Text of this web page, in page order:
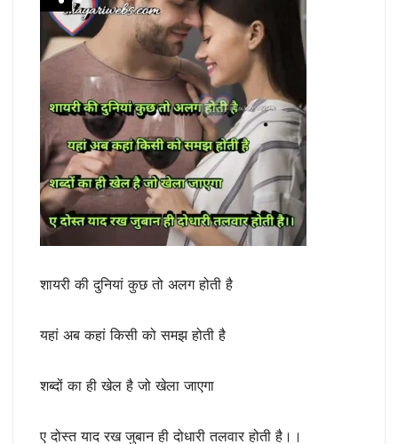
शायरी की दुनियां कुछ तो अलग होती है
यहां अब कहां किसी को समझ होती है
शब्दों का ही खेल है जो खेला जाएगा
ए दोस्त याद रख जुबान ही दोधारी तलवार होती है।।